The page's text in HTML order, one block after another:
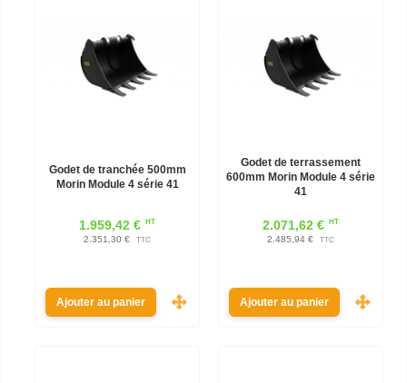
Godet de tranchée 500mm
Morin Module 4 série 41
1.959,42 € HT
2.351,30 € TTC
Ajouter au panier
Godet de terrassement
600mm Morin Module 4 série
41
2.071,62 € HT
2.485,94 € TTC
Ajouter au panier